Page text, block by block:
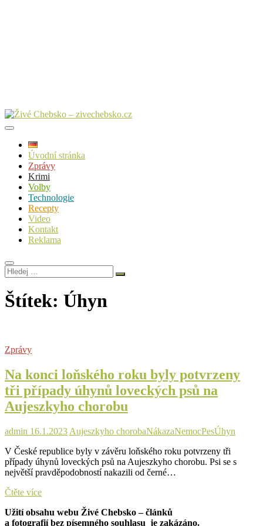
Úvodní stránka
Zprávy
Krimi
Volby
Technologie
Recepty
Video
Kontakt
Reklama
Hledej
…
Štítek: Úhyn
Zprávy
Na konci loňského roku byly potvrzeny
tři případy úhynů loveckých psů na
Aujeszkyho chorobu
admin 16.1.2023 Aujeszkyho chorobaNákazaNemocPesÚhyn
V České republice byly v závěru loňského roku potvrzeny tři
případy úhynů loveckých psů na Aujeszkyho chorobu. Psi se s
největší pravděpodobností nakazili od černé…
Čtěte víceNa
loňského
roku
Užití obsahu webu Živé Chebsko – článků
a fotografií bez písemného souhlasu je zakázáno.